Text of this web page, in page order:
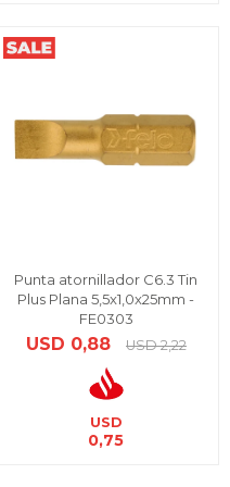
Punta atornillador C6.3 Tin
Plus Plana 5,5x1,0x25mm -
FE0303
USD 0,88 USD 2,22
USD
0,75